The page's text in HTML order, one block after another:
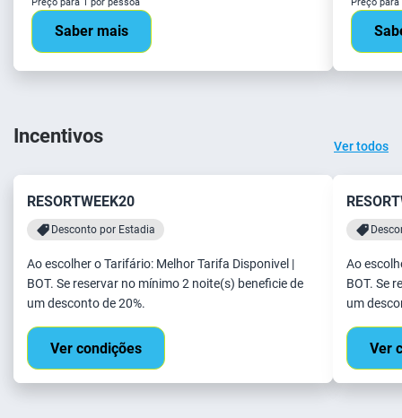
Saber mais
Incentivos Ver todos
RESORTWEEK20
Desconto por Estadia
Ao escolher o Tarifário: Melhor Tarifa Disponivel |
BOT. Se reservar no mínimo 2 noite(s) beneficie de
um desconto de 20%.
Ver condições
Ao
BOT. Se
um
Ver